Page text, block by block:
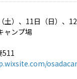
）、11日（日）、12
ンプ場
511